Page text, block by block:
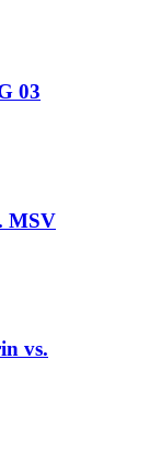
03
MSV
vs.